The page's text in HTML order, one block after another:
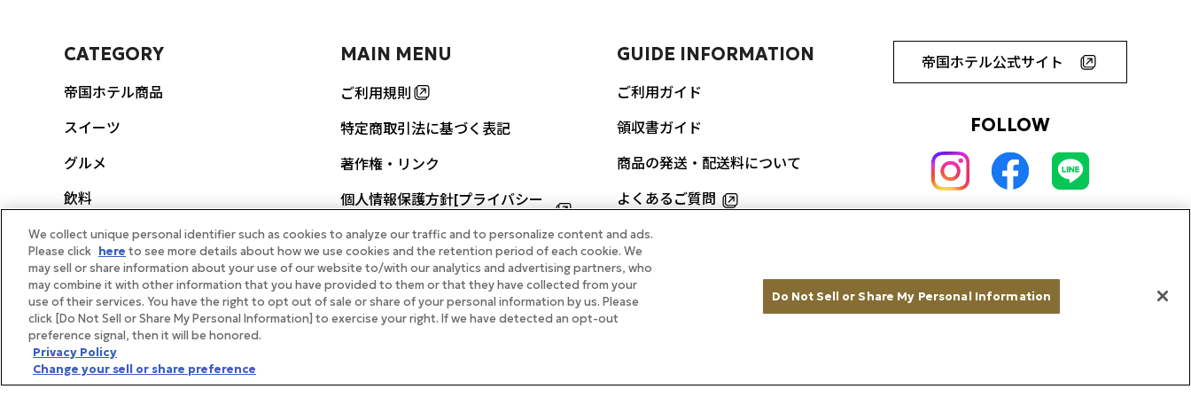
CATEGORY
帝国ホテル商品
スイーツ
グルメ
飲料
生活雑貨
スヌーピー
ギフト券
体験・イベント
ギフト向け商品
MAIN MENU
ご利用規則
特定商取引法に基づく表記
著作権・リンク
個人情報保護方針[プライバシー
FEATURES
帝国ホテルのカレーをご自宅で
GUIDE INFORMATION
ご利用ガイド
領収書ガイド
商品の発送・配送料について
よくあるご質問
お問い合わせ
帝国ホテル公式サイト
FOLLOW
We collect unique personal identifier such as cookies to analyze our traffic and to personalize content and ads.
Please click here to see more details about how we use cookies and the retention period of each cookie. We
may sell or share information about your use of our website to/with our analytics and advertising partners, who
may combine it with other information that you have provided to them or that they have collected from your
use of their services. You have the right to opt out of sale or share of your personal information by us. Please
click [Do Not Sell or Share My Personal Information] to exercise your right. If we have detected an opt-out
preference signal, then it will be honored.
Privacy Policy
Change your sell or share preference
Do Not Sell or Share My Personal Information